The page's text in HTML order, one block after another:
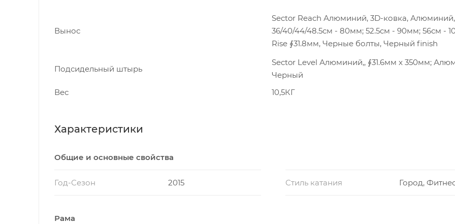
Вынос
Sector Reach Алюминий, 3D-ковка,
36/40/44/48.5см - 80мм; 52.5см - 90мм; 56см -
Rise ∮31.8мм, Черные болты, Черный finish
Подсидельный штырь
Sector Level Алюминий,, ∮31.6мм x 350мм;
Черный
Вес
10,5КГ
Характеристики
Общие и основные свойства
Год-Сезон 2015 Стиль катания Город,
Рама